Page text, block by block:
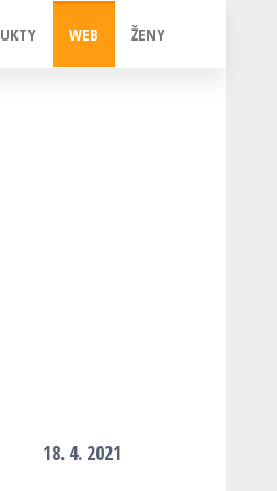
WEB ŽENY
18. 4. 2021